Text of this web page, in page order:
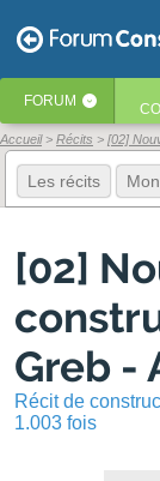
FORUM ‹
Accueil Récits [02]
Les récits
[02]
Greb -
Récit de
1.003 fois